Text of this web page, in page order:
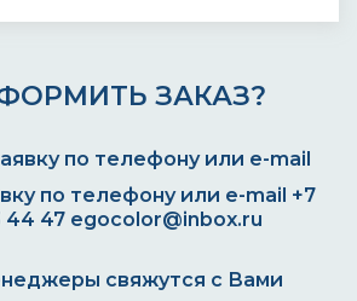
ЗАКАЗ?
по телефону или e-mail +7
44 47 egocolor@inbox.ru